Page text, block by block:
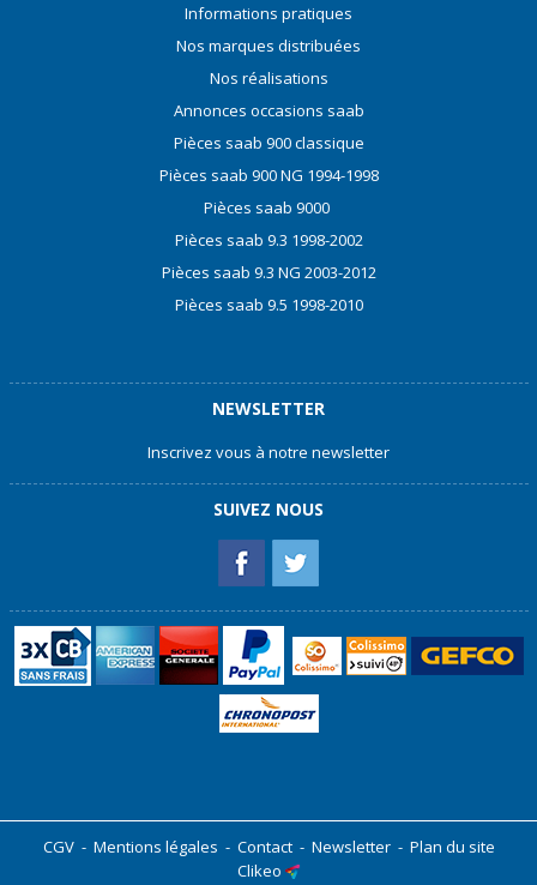
Informations pratiques
Nos marques distribuées
Nos réalisations
Annonces occasions saab
Pièces saab 900 classique
Pièces saab 900 NG 1994-1998
Pièces saab 9000
Pièces saab 9.3 1998-2002
Pièces saab 9.3 NG 2003-2012
Pièces saab 9.5 1998-2010
NEWSLETTER
Inscrivez vous à notre newsletter
SUIVEZ NOUS
CGV- Mentions légales - Contact- Newsletter- Plan du site
Clikeo